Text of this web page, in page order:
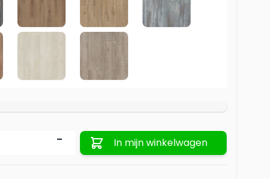
oriental Oak Nature
4984 Oriental oak White4985 Oriental oak Grey
- Aantal In mijn winkelwagen